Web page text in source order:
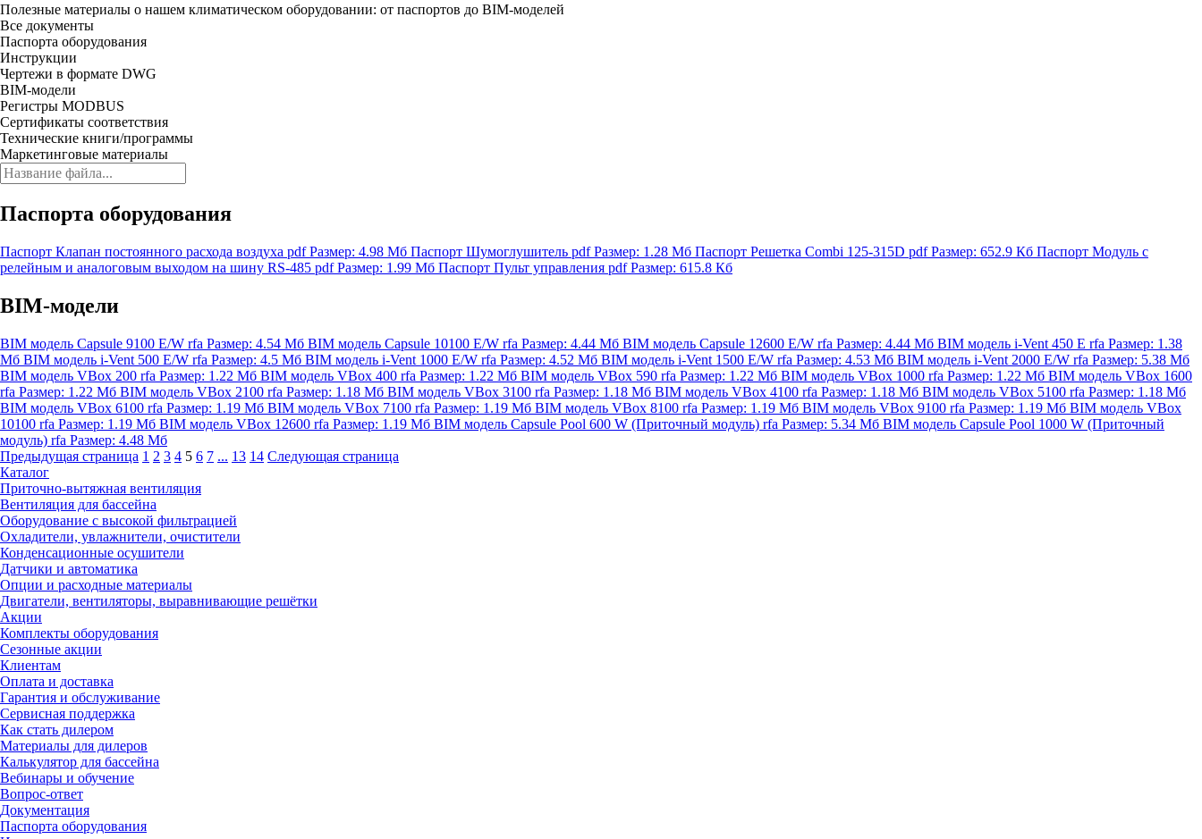
Полезные материалы о нашем климатическом оборудовании: от паспортов до BIM-моделей
Все документы
Паспорта оборудования
Инструкции
Чертежи в формате DWG
BIM-модели
Регистры MODBUS
Сертификаты соответствия
Технические книги/программы
Маркетинговые материалы
Паспорта оборудования
Паспорт Клапан постоянного расхода воздуха pdf Размер: 4.98 Мб Паспорт Шумоглушитель pdf Размер: 1.28 Мб Паспорт Решетка Combi 125-315D pdf Размер: 652.9 Кб Паспорт Модуль с
релейным и аналоговым выходом на шину RS-485 pdf Размер: 1.99 Мб Паспорт Пульт управления pdf Размер: 615.8 Кб
BIM-модели
BIM модель Capsule 9100 E/W rfa Размер: 4.54 Мб BIM модель Capsule 10100 E/W rfa Размер: 4.44 Мб BIM модель Capsule 12600 E/W rfa Размер: 4.44 Мб BIM модель i-Vent 450 E rfa Размер: 1.38
Мб BIM модель i-Vent 500 E/W rfa Размер: 4.5 Мб BIM модель i-Vent 1000 E/W rfa Размер: 4.52 Мб BIM модель i-Vent 1500 E/W rfa Размер: 4.53 Мб BIM модель i-Vent 2000 E/W rfa Размер: 5.38 Мб
BIM модель VBox 200 rfa Размер: 1.22 Мб BIM модель VBox 400 rfa Размер: 1.22 Мб BIM модель VBox 590 rfa Размер: 1.22 Мб BIM модель VBox 1000 rfa Размер: 1.22 Мб BIM модель VBox 1600
rfa Размер: 1.22 Мб BIM модель VBox 2100 rfa Размер: 1.18 Мб BIM модель VBox 3100 rfa Размер: 1.18 Мб BIM модель VBox 4100 rfa Размер: 1.18 Мб BIM модель VBox 5100 rfa Размер: 1.18 Мб
BIM модель VBox 6100 rfa Размер: 1.19 Мб BIM модель VBox 7100 rfa Размер: 1.19 Мб BIM модель VBox 8100 rfa Размер: 1.19 Мб BIM модель VBox 9100 rfa Размер: 1.19 Мб BIM модель VBox
10100 rfa Размер: 1.19 Мб BIM модель VBox 12600 rfa Размер: 1.19 Мб BIM модель Capsule Pool 600 W (Приточный модуль) rfa Размер: 5.34 Мб BIM модель Capsule Pool 1000 W (Приточный
модуль) rfa Размер: 4.48 Мб
Предыдущая страница 1 2 3 4 5 6 7 ... 13 14 Следующая страница
Каталог
Приточно-вытяжная вентиляция
Вентиляция для бассейна
Оборудование с высокой фильтрацией
Охладители, увлажнители, очистители
Конденсационные осушители
Датчики и автоматика
Опции и расходные материалы
Двигатели, вентиляторы, выравнивающие решётки
Акции
Комплекты оборудования
Сезонные акции
Клиентам
Оплата и доставка
Гарантия и обслуживание
Сервисная поддержка
Как стать дилером
Материалы для дилеров
Калькулятор для бассейна
Вебинары и обучение
Вопрос-ответ
Документация
Паспорта оборудования